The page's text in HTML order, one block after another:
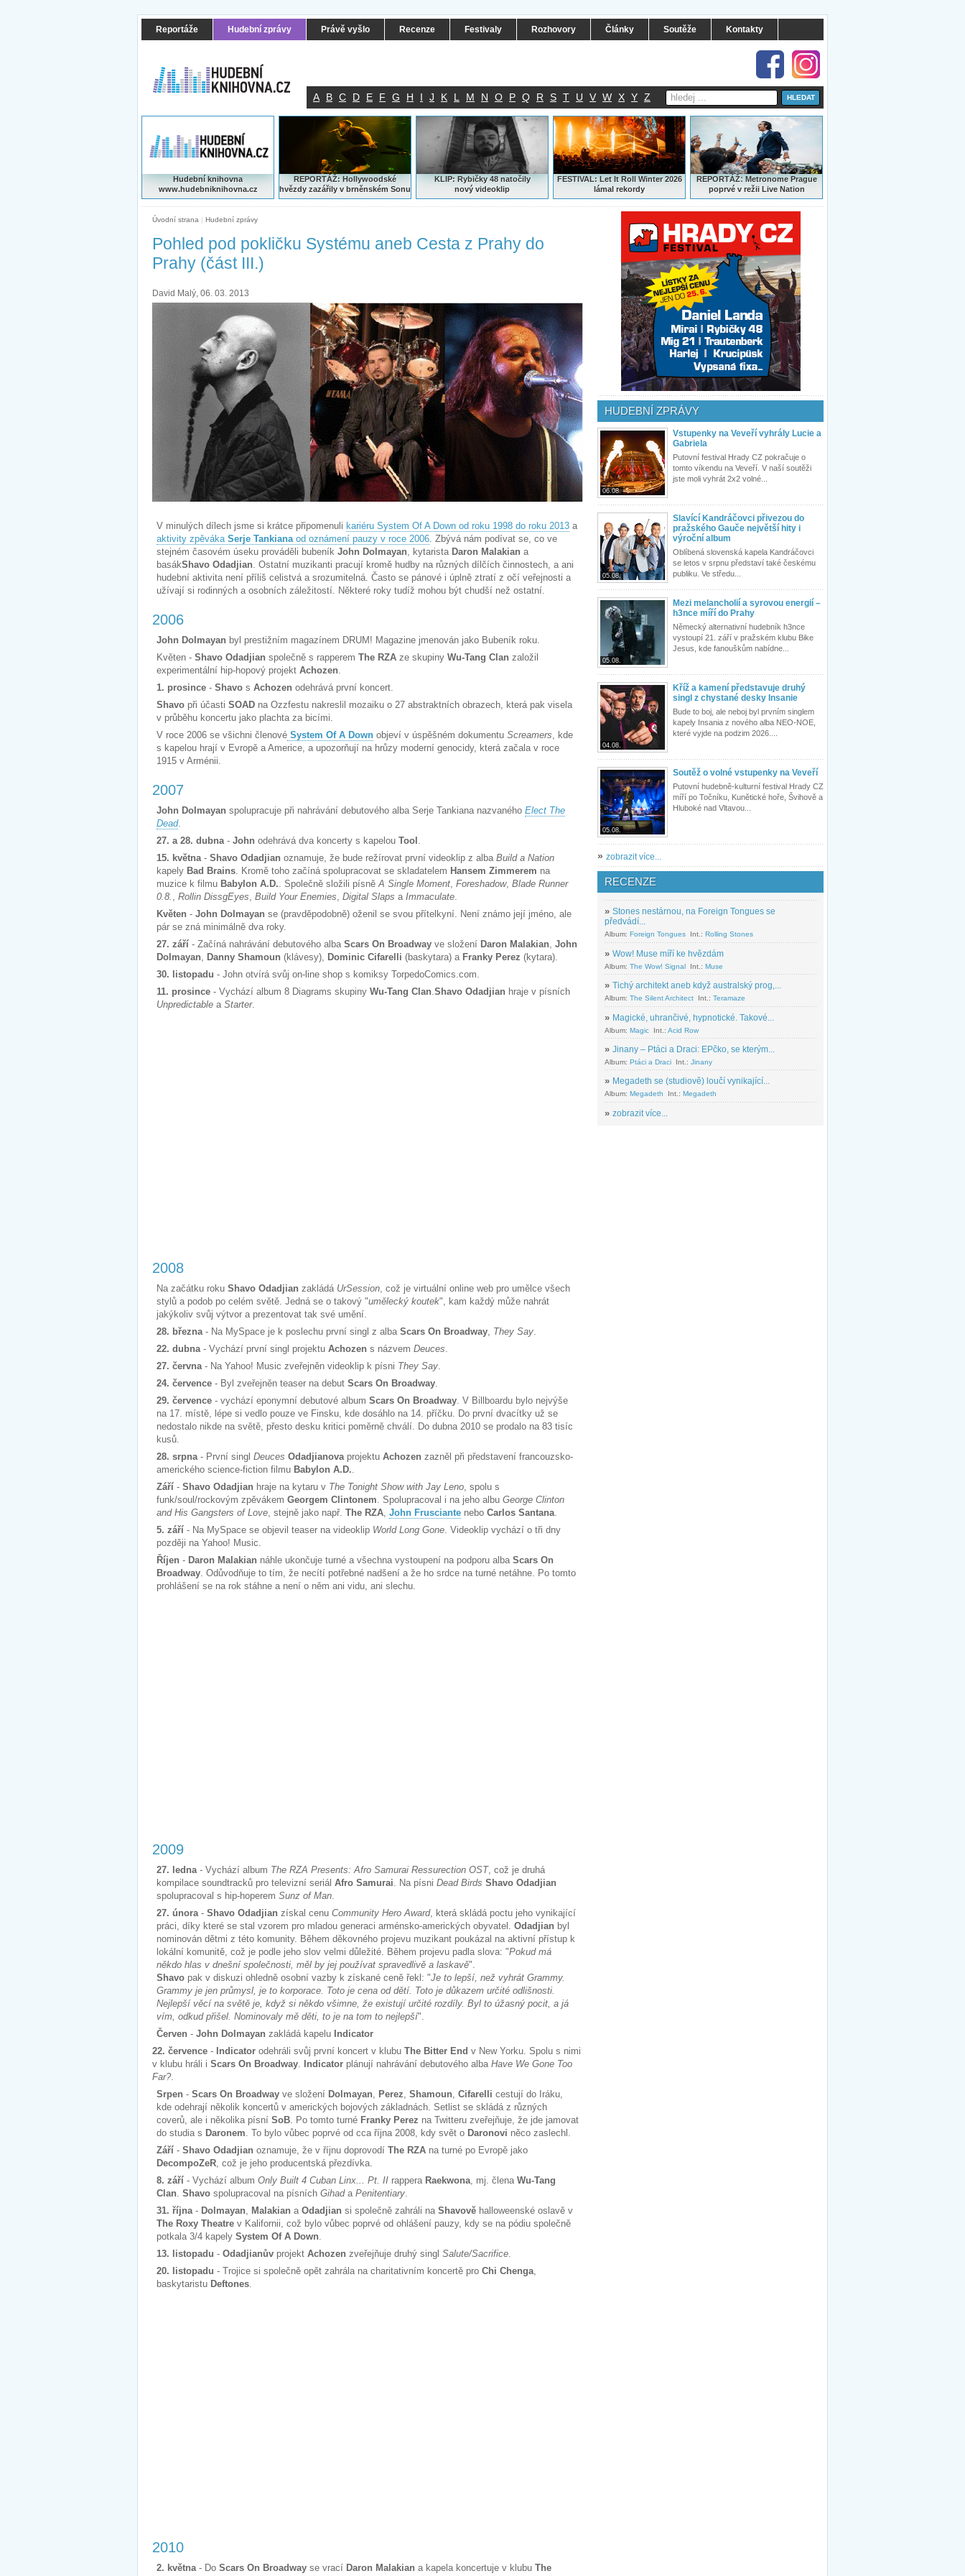
Reportáže Hudební zprávy Právě vyšlo Recenze Festivaly Rozhovory Články Soutěže Kontakty
A B C D E F G H I J K L M N O P Q R S T U V W X Y Z
Hudební knihovna
www.hudebniknihovna.cz
REPORTÁŽ: Hollywoodské
hvězdy zazářily v brněnském Sonu
KLIP: Rybičky 48 natočily
nový videoklip
FESTIVAL: Let It Roll Winter 2026
lámal rekordy
REPORTÁŽ:Metronome Prague
poprvé v režii Live Nation
Úvodní strana | Hudební zprávy
Pohled pod pokličku Systému aneb Cesta z Prahy do
Prahy (část III.)
David Malý, 06. 03. 2013
V minulých dílech jsme si krátce připomenuli kariéru System Of A Down od roku 1998 do roku 2013 a
aktivity zpěváka Serje Tankianaod oznámení pauzy v roce 2006. Zbývá nám podívat se, co ve
stejném časovém úseku prováděli bubeník John Dolmayan, kytarista Daron Malakian a
basákShavo Odadjian. Ostatní muzikanti pracují kromě hudby na různých dílčích činnostech, a ani
hudební aktivita není příliš celistvá a srozumitelná. Často se pánové i úplně ztratí z očí veřejnosti a
užívají si rodinných a osobních záležitostí. Některé roky tudíž mohou být chudší než ostatní.
2006
John Dolmayan byl prestižním magazínem DRUM! Magazine jmenován jako Bubeník roku.
Květen - Shavo Odadjian společně s rapperem The RZA ze skupiny Wu-Tang Clan založil
experimentální hip-hopový projekt Achozen.
1. prosince - Shavo s Achozen odehrává první koncert.
Shavo při účasti SOAD na Ozzfestu nakreslil mozaiku o 27 abstraktních obrazech, která pak visela
v průběhu koncertu jako plachta za bicími.
V roce 2006 se všichni členové System Of A Down objeví v úspěšném dokumentu Screamers, kde
s kapelou hrají v Evropě a Americe, a upozorňují na hrůzy moderní genocidy, která začala v roce
1915 v Arménii.
2007
John Dolmayan spolupracuje při nahrávání debutového alba Serje Tankiana nazvaného Elect The
Dead.
27. a 28. dubna- John odehrává dva koncerty s kapelou Tool .
15. května- Shavo Odadjian oznamuje, že bude režírovat první videoklip z alba Build a Nation
kapely Bad Brains. Kromě toho začíná spolupracovat se skladatelem Hansem Zimmerem na
muzice k filmu Babylon A.D.. Společně složili písně A Single Moment, Foreshadow, Blade Runner
0.8. , Rollin DissgEyes, Build Your Enemies, Digital Slaps a Immaculate.
Květen - John Dolmayan se (pravděpodobně) oženil se svou přítelkyní. Není známo její jméno, ale
pár se zná minimálně dva roky.
27. září - Začíná nahrávání debutového alba Scars On Broadway ve složení Daron Malakian, John
Dolmayan, Danny Shamoun (klávesy), Dominic Cifarelli (baskytara) a Franky Perez (kytara).
30. listopadu - John otvírá svůj on-line shop s komiksy TorpedoComics.com.
11. prosince - Vychází album 8 Diagrams skupiny Wu-Tang Clan.Shavo Odadjian hraje v písních
Unpredictable a Starter.
2008
Na začátku roku Shavo Odadjian zakládá UrSession, což je virtuální online web pro umělce všech
stylů a podob po celém světě. Jedná se o takový "umělecký koutek", kam každý může nahrát
jakýkoliv svůj výtvor a prezentovat tak své umění.
28. března- Na MySpace je k poslechu první singl z alba Scars On Broadway, They Say.
22. dubna- Vychází první singl projektu Achozen s názvem Deuces.
27. června- Na Yahoo! Music zveřejněn videoklip k písni They Say.
24. července - Byl zveřejněn teaser na debut Scars On Broadway.
29. července - vychází eponymní debutové album Scars On Broadway. V Billboardu bylo nejvýše
na 17. místě, lépe si vedlo pouze ve Finsku, kde dosáhlo na 14. příčku. Do první dvacítky už se
nedostalo nikde na světě, přesto desku kritici poměrně chválí. Do dubna 2010 se prodalo na 83 tisíc
kusů.
28. srpna- První singl Deuces Odadjianova projektu Achozen zazněl při představení francouzsko-
amerického science-fiction filmu Babylon A.D..
Září - Shavo Odadjian hraje na kytaru v The Tonight Show with Jay Leno, spolu s
funk/soul/rockovým zpěvákem Georgem Clintonem. Spolupracoval i na jeho albu George Clinton
and His Gangsters of Love, stejně jako např. The RZA, John Frusciante nebo Carlos Santana.
5. září - Na MySpace se objevil teaser na videoklip World Long Gone. Videoklip vychází o tři dny
později na Yahoo! Music.
Říjen - Daron Malakian náhle ukončuje turné a všechna vystoupení na podporu alba Scars On
Broadway. Odůvodňuje to tím, že necítí potřebné nadšení a že ho srdce na turné netáhne. Po tomto
prohlášení se na rok stáhne a není o něm ani vidu, ani slechu.
2009
27. ledna- Vychází album The RZA Presents: Afro Samurai Ressurection OST, což je druhá
kompilace soundtracků pro televizní seriál Afro Samurai. Na písni Dead Birds Shavo Odadjian
spolupracoval s hip-hoperem Sunz of Man.
27. února- Shavo Odadjian získal cenu Community Hero Award, která skládá poctu jeho vynikající
práci, díky které se stal vzorem pro mladou generaci arménsko-amerických obyvatel. Odadjian byl
nominován dětmi z této komunity. Během děkovného projevu muzikant poukázal na aktivní přístup k
lokální komunitě, což je podle jeho slov velmi důležité. Během projevu padla slova: "Pokud má
někdo hlas v dnešní společnosti, měl by jej používat spravedlivě a laskavě".
Shavo pak v diskuzi ohledně osobní vazby k získané ceně řekl: "Je to lepší, než vyhrát Grammy.
Grammy je jen průmysl, je to korporace. Toto je cena od dětí. Toto je důkazem určité odlišnosti.
Nejlepší věcí na světě je, když si někdo všimne, že existují určité rozdíly. Byl to úžasný pocit, a já
vím, odkud přišel. Nominovaly mě děti, to je na tom to nejlepší".
Červen - John Dolmayan zakládá kapelu Indicator
22. července - Indicator odehráli svůj první koncert v klubu The Bitter End v New Yorku. Spolu s nimi
v klubu hráli i Scars On Broadway. Indicator plánují nahrávání debutového alba Have We Gone Too
Far?.
Srpen - Scars On Broadway ve složení Dolmayan, Perez, Shamoun, Cifarelli cestují do Iráku,
kde odehrají několik koncertů v amerických bojových základnách. Setlist se skládá z různých
coverů, ale i několika písní SoB. Po tomto turné Franky Perez na Twitteru zveřejňuje, že jde jamovat
do studia s Daronem. To bylo vůbec poprvé od cca října 2008, kdy svět o Daronovi něco zaslechl.
Září - Shavo Odadjian oznamuje, že v říjnu doprovodí The RZA na turné po Evropě jako
DecompoZeR, což je jeho producentská přezdívka.
8. září - Vychází album Only Built 4 Cuban Linx... Pt. II rappera Raekwona, mj. člena Wu-Tang
Clan. Shavo spolupracoval na písních Gihad a Penitentiary.
31. října- Dolmayan, Malakian a Odadjian si společně zahráli na Shavově halloweenské oslavě v
The Roxy Theatre v Kalifornii, což bylo vůbec poprvé od ohlášení pauzy, kdy se na pódiu společně
potkala 3/4 kapely System Of A Down.
13. listopadu - Odadjianův projekt Achozen zveřejňuje druhý singl Salute/Sacrifice.
20. listopadu - Trojice si společně opět zahrála na charitativním koncertě pro Chi Chenga,
baskytaristu Deftones.
2010
2. května- Do Scars On Broadway se vrací Daron Malakian a kapela koncertuje v klubu The
HUDEBNÍ ZPRÁVY
06.08.
Vstupenky na Veveří vyhrály Lucie a
Gabriela
Putovní festival Hrady CZ pokračuje o
tomto víkendu na Veveří. V naší soutěži
jste moli vyhrát 2x2 volné...
05.08.
Slavící Kandráčovci přivezou do
pražského Gauče největší hity i
výroční album
Oblíbená slovenská kapela Kandráčovci
se letos v srpnu představí také českému
publiku. Ve středu...
05.08.
Mezi melancholií a syrovou energií –
h3nce míří do Prahy
Německý alternativní hudebník h3nce
vystoupí 21. září v pražském klubu Bike
Jesus, kde fanouškům nabídne...
04.08.
Kříž a kamení představuje druhý
singl z chystané desky Insanie
Bude to boj, ale neboj byl prvním singlem
kapely Insania z nového alba NEO-NOE,
které vyjde na podzim 2026....
05.08.
Soutěž o volné vstupenky na Veveří
Putovní hudebně-kulturní festival Hrady CZ
míří po Točníku, Kunětické hoře, Švihově a
Hluboké nad Vltavou...
» zobrazit více...
RECENZE
» Stones nestárnou, na Foreign Tongues se
předvádí...
Album: Foreign Tongues Int.: Rolling Stones
» Wow! Muse míří ke hvězdám
Album: The Wow! Signal Int.: Muse
» Tichý architekt aneb když australský prog,...
Album: The Silent Architect Int.: Teramaze
» Magické, uhrančivé, hypnotické. Takové...
Album: Magic Int.: Acid Row
» Jinany – Ptáci a Draci: EPčko, se kterým...
Album: Ptáci a Draci Int.: Jinany
» Megadeth se (studiově) loučí vynikající...
Album: Megadeth Int.: Megadeth
» zobrazit více...